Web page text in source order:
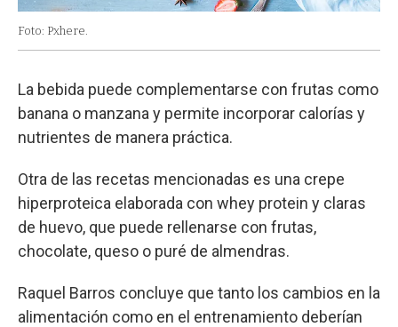
Foto: Pxhere.
La bebida puede complementarse con frutas como
banana o manzana y permite incorporar calorías y
nutrientes de manera práctica.
Otra de las recetas mencionadas es una crepe
hiperproteica elaborada con whey protein y claras
de huevo, que puede rellenarse con frutas,
chocolate, queso o puré de almendras.
Raquel Barros concluye que tanto los cambios en la
alimentación como en el entrenamiento deberían